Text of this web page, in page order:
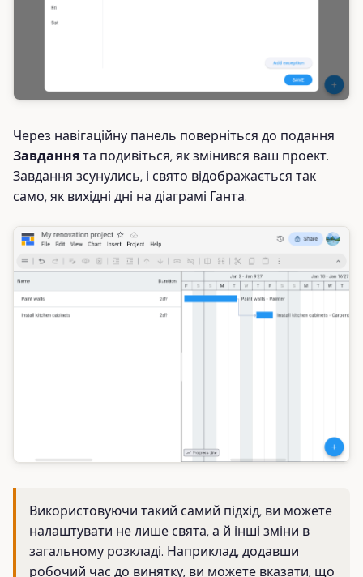
Через навігаційну панель поверніться до подання
Завданнята подивіться, як змінився ваш проект.
Завдання зсунулись, і свято відображається так
само, як вихідні дні на діаграмі Ганта.
Використовуючи такий самий підхід, ви можете
налаштувати не лише свята, а й інші зміни в
загальному розкладі. Наприклад, додавши
робочий час до винятку, ви можете вказати, що